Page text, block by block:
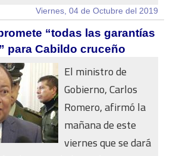
Viernes, 04 de Octubre del 2019
“todas las garantías
para Cabildo cruceño
El ministro de
Gobierno, Carlos
Romero, afirmó la
mañana de este
viernes que se dará